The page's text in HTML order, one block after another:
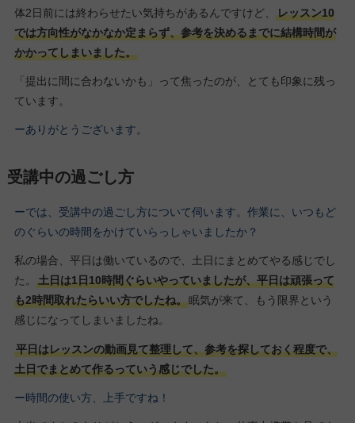
体2日前には終わらせたい気持ちがあるんですけど、
レッスン10
では方向性がなかなか定まらず、参考を決めるまでに結構時間が
かかってしまいました。
「提出に間に合わないかも」って焦ったのが、とても印象に残っ
ています。
ーありがとうございます。
受講中の過ごし方
ーでは、受講中の過ごし方について伺います。作業に、いつもど
のぐらいの時間をかけていらっしゃいましたか？
私の場合、平日は働いているので、土日にまとめてやる感じでし
た。
土日は1日10時間ぐらいやっていましたが、平日は頑張って
も2時間取れたらいい方でしたね。眠気が来て、もう限界という
感じになってしまいましたね。
平日はレッスンの動画見て整理して、参考を探しておく程度で、
土日でまとめて作るっていう感じでした。
ー時間の使い方、上手ですね！